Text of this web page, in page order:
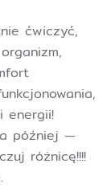
ćwiczyć,
energii!
później —
różnicę!!!!